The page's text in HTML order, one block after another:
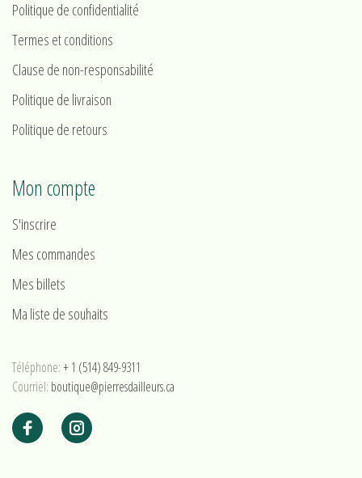
Politique de confidentialité
Termes et conditions
Clause de non-responsabilité
Politique de livraison
Politique de retours
Mon compte
S'inscrire
Mes commandes
Mes billets
Ma liste de souhaits
Téléphone:+ 1 (514) 849-9311
Courriel: boutique@pierresdailleurs.ca